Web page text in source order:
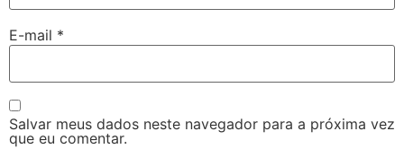
E-mail *
Salvar meus dados neste navegador para a próxima vez
que eu comentar.